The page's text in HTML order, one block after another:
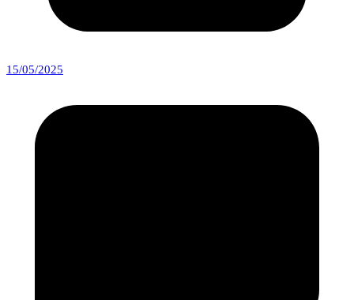
15/05/2025